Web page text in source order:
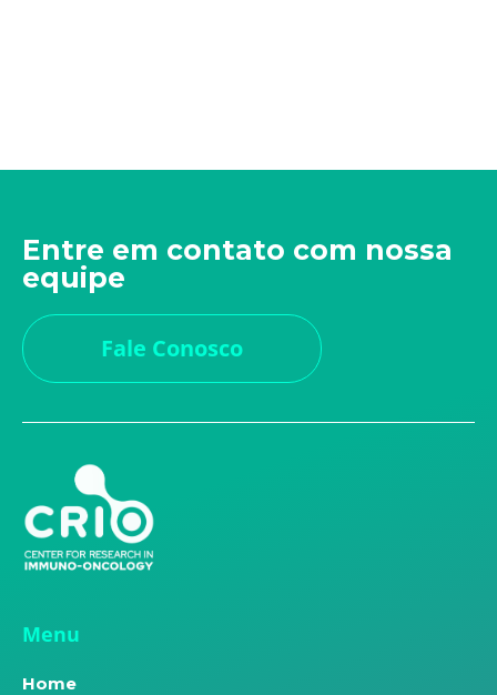
Entre em contato com nossa
equipe
Fale Conosco
Menu
Home